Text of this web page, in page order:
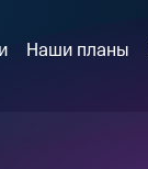
Наши планы